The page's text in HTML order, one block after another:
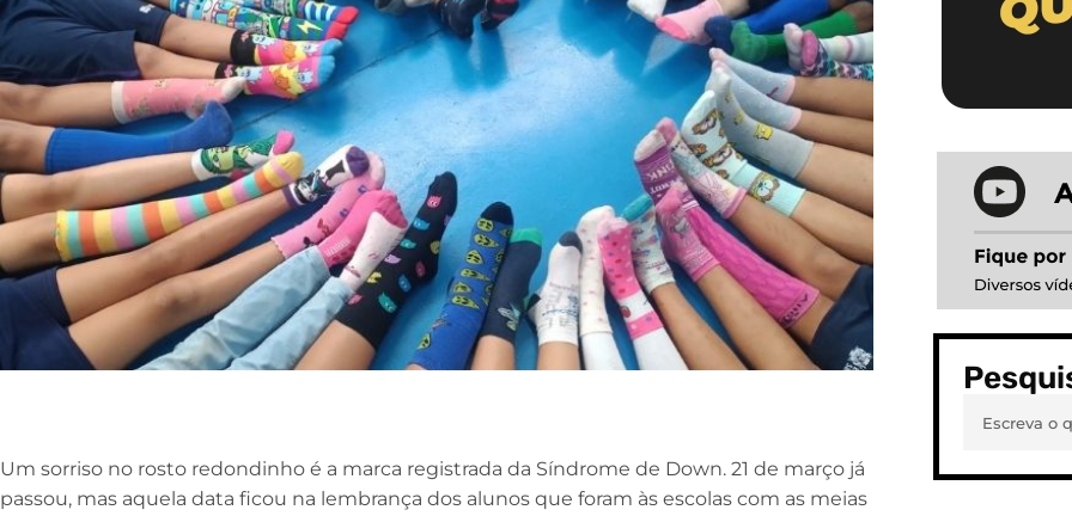
Um sorriso no rosto redondinho é a marca registrada da Síndrome de Down. 21 de março já
passou, mas aquela data ficou na lembrança dos alunos que foram às escolas com as meias